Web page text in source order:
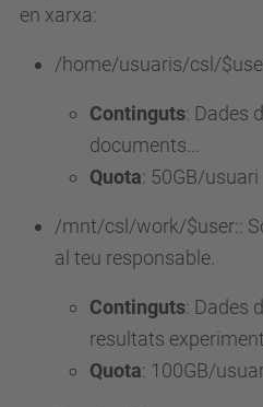
en xarxa:
/home/usuaris/csl/
Continguts: Dades
documents...
Quota: 50GB/usuari
/mnt/csl/work/$user::
al teu responsable.
Continguts: Dades
resultats
Quota: 100GB/